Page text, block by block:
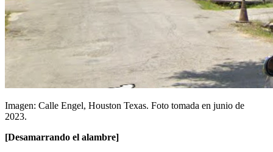
Imagen: Calle Engel, Houston Texas. Foto tomada en junio de
2023.
[Desamarrando el alambre]